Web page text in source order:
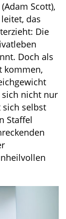
Scott),
das
Die
Doch als
kommen,
sich nicht nur
selbst
Staffel